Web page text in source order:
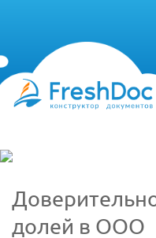
долей в ООО